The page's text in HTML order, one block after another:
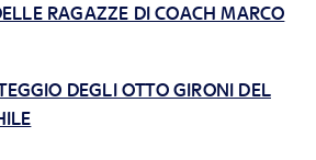
RAGAZZE DI COACH MARCO
DEGLI OTTO GIRONI DEL